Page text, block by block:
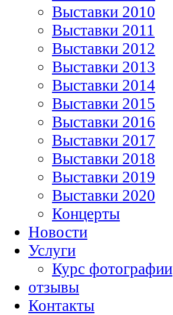
Выставки 2010
Выставки 2011
Выставки 2012
Выставки 2013
Выставки 2014
Выставки 2015
Выставки 2016
Выставки 2017
Выставки 2018
Выставки 2019
Выставки 2020
Концерты
Новости
Услуги
Курс фотографии
отзывы
Контакты